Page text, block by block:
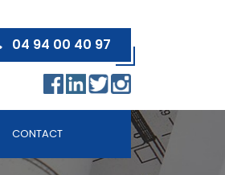
04 94 00 40 97
CONTACT